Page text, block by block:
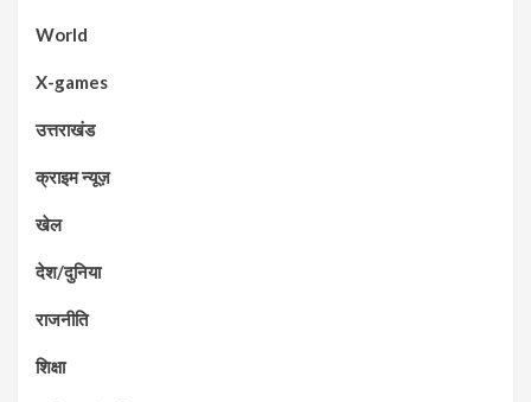
World
X-games
उत्तराखंड
क्राइम न्यूज़
खेल
देश/दुनिया
राजनीति
शिक्षा